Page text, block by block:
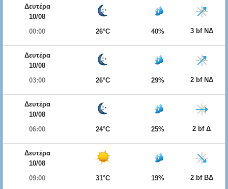
Δευτέρα
10/08
00:00
26°C 40% 3 bf ΝΔ
Δευτέρα
10/08
03:00
26°C 29% 2 bf ΝΔ
Δευτέρα
10/08
06:00
24°C 25% 2 bf Δ
Δευτέρα
10/08
09:00
31°C 19% 2 bf ΒΔ